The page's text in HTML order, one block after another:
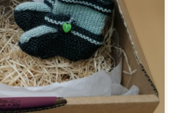
coffrets Bout de Chou,
Les Fées Mères
product-page/coffret-
coffrets « Bout de Chou »
solide et un savon tout
la peau fragile des bébés, ainsi